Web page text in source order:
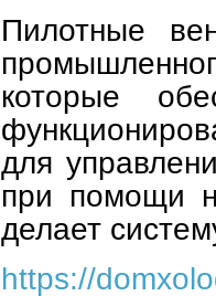
Пилотные
которые
для
при помощи
делает
https://